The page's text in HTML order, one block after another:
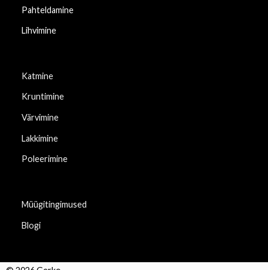
Pahteldamine
Lihvimine
Katmine
Kruntimine
Värvimine
Lakkimine
Poleerimine
Müügitingimused
Blogi